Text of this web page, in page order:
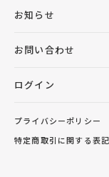
お知らせ
お問い合わせ
ログイン
プライバシーポリシー
特定商取引に関する表記